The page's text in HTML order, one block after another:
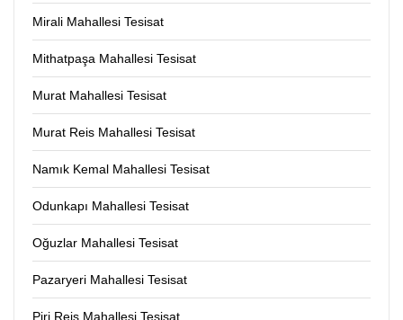
Mirali Mahallesi Tesisat
Mithatpaşa Mahallesi Tesisat
Murat Mahallesi Tesisat
Murat Reis Mahallesi Tesisat
Namık Kemal Mahallesi Tesisat
Odunkapı Mahallesi Tesisat
Oğuzlar Mahallesi Tesisat
Pazaryeri Mahallesi Tesisat
Piri Reis Mahallesi Tesisat